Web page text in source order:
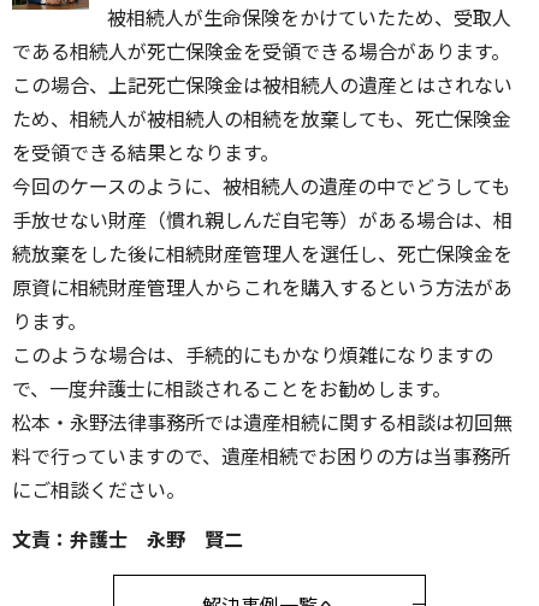
被相続人が生命保険をかけていたため、受取人
である相続人が死亡保険金を受領できる場合があります。
この場合、上記死亡保険金は被相続人の遺産とはされない
ため、相続人が被相続人の相続を放棄しても、死亡保険金
を受領できる結果となります。
今回のケースのように、被相続人の遺産の中でどうしても
手放せない財産（慣れ親しんだ自宅等）がある場合は、相
続放棄をした後に相続財産管理人を選任し、死亡保険金を
原資に相続財産管理人からこれを購入するという方法があ
ります。
このような場合は、手続的にもかなり煩雑になりますの
で、一度弁護士に相談されることをお勧めします。
松本・永野法律事務所では遺産相続に関する相談は初回無
料で行っていますので、遺産相続でお困りの方は当事務所
にご相談ください。
文責：弁護士 永野 賢二